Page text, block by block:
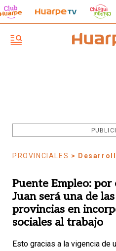
PROVINCIALES >
Puente Empleo: por
Juan será una de
provincias en
sociales al trabajo
Esto gracias a la vigencia de